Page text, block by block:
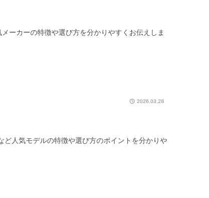
ーカーの特徴や選び方を分かりやすくお伝えしま
2026.03.28
人気モデルの特徴や選び方のポイントを分かりや